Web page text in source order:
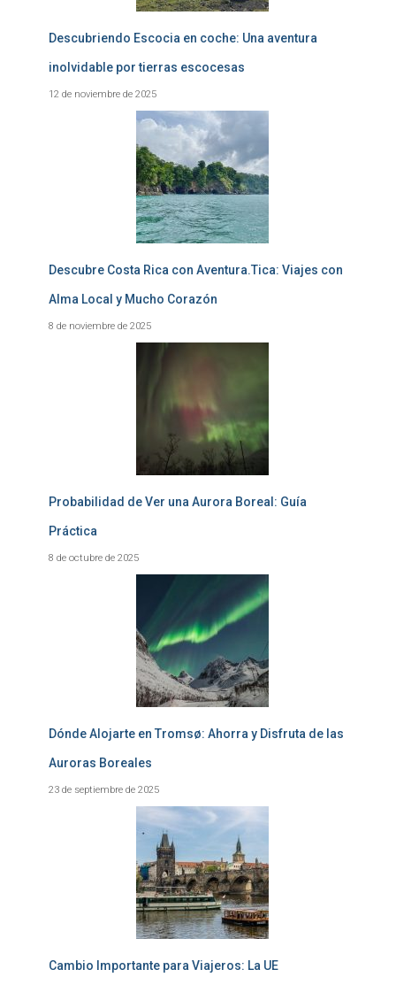
Descubriendo Escocia en coche: Una aventura
inolvidable por tierras escocesas
12 de noviembre de 2025
Descubre Costa Rica con Aventura.Tica: Viajes con
Alma Local y Mucho Corazón
8 de noviembre de 2025
Probabilidad de Ver una Aurora Boreal: Guía
Práctica
8 de octubre de 2025
Dónde Alojarte en Tromsø: Ahorra y Disfruta de las
Auroras Boreales
23 de septiembre de 2025
Cambio Importante para Viajeros: La UE